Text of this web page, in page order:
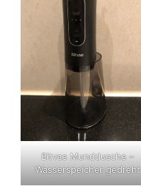
Bitvae Munddusche –
Wasserspeicher gedreht